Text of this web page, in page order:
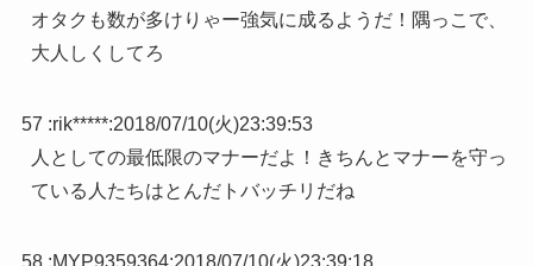
オタクも数が多けりゃー強気に成るようだ！隅っこで、
大人しくしてろ
57 :rik*****:2018/07/10(火)23:39:53
人としての最低限のマナーだよ！きちんとマナーを守っ
ている人たちはとんだトバッチリだね